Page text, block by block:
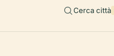
Cerca città